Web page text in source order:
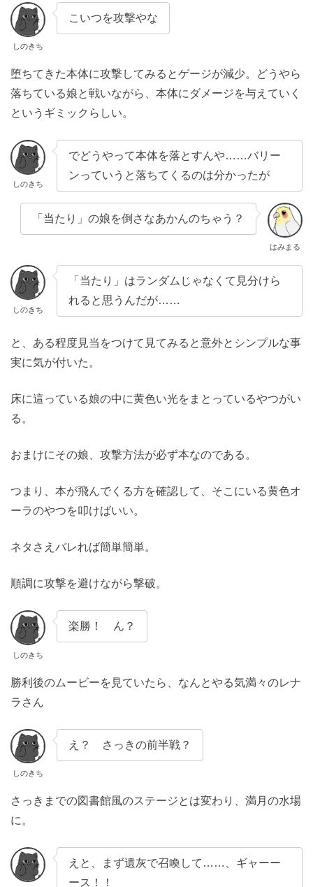
しのきち
こいつを攻撃やな
堕ちてきた本体に攻撃してみるとゲージが減少。どうやら
落ちている娘と戦いながら、本体にダメージを与えていく
というギミックらしい。
しのきち
でどうやって本体を落とすんや……バリー
ンっていうと落ちてくるのは分かったが
はみまる
「当たり」の娘を倒さなあかんのちゃう？
しのきち
「当たり」はランダムじゃなくて見分けら
れると思うんだが……
と、ある程度見当をつけて見てみると意外とシンプルな事
実に気が付いた。
床に這っている娘の中に黄色い光をまとっているやつがい
る。
おまけにその娘、攻撃方法が必ず本なのである。
つまり、本が飛んでくる方を確認して、そこにいる黄色オ
ーラのやつを叩けばいい。
ネタさえバレれば簡単簡単。
順調に攻撃を避けながら撃破。
しのきち
楽勝！ ん？
勝利後のムービーを見ていたら、なんとやる気満々のレナ
ラさん
しのきち
え？ さっきの前半戦？
さっきまでの図書館風のステージとは変わり、満月の水場
に。
えと、まず遺灰で召喚して……、ギャーー
ース！！